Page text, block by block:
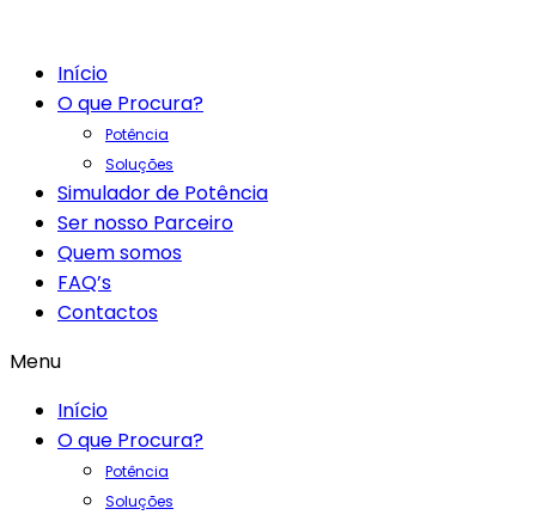
Início
O que Procura?
Potência
Soluções
Simulador de Potência
Ser nosso Parceiro
Quem somos
FAQ’s
Contactos
Menu
Início
O que Procura?
Potência
Soluções